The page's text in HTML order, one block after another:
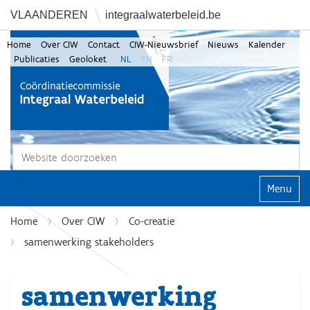
VLAANDEREN integraalwaterbeleid.be
Zoek
Home Over CIW Contact CIW-Nieuwsbrief Nieuws
Kalender
Publicaties
Geoloket NL EN FR
Klap
Home Over CIW
Co-creatie
samenwerking stakeholders
samenwerking